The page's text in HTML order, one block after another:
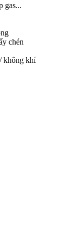
gas...
chén
không khí